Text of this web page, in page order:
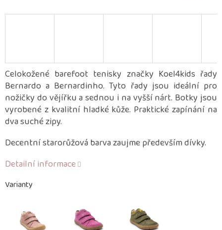
Varianty
Celokožené barefoot tenisky značky Koel4kids řady
Bernardo a Bernardinho. Tyto řady jsou ideální pro
nožičky do vějířku a sednou i na vyšší nárt. Botky jsou
vyrobené z kvalitní hladké kůže. Praktické zapínání na
dva suché zipy.
Decentní starorůžová barva zaujme především dívky.
Detailní informace